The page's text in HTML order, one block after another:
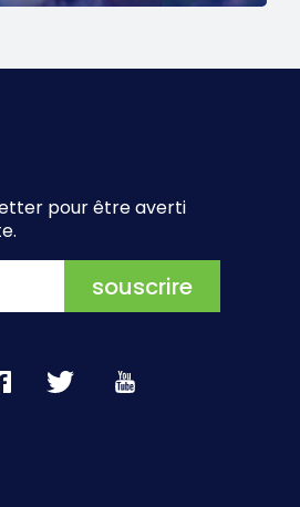
pour être averti